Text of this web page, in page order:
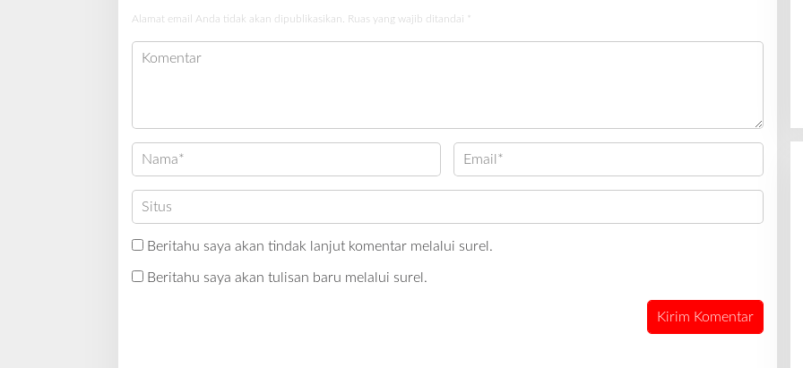
Alamat email Anda tidak akan dipublikasikan. Ruas yang wajib ditandai *
Beritahu saya akan tindak lanjut komentar melalui surel.
Beritahu saya akan tulisan baru melalui surel.